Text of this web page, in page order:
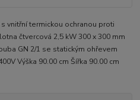
vnitřní termickou ochranou proti
čtvercová 2,5 kW 300 x 300 mm
GN 2/1 se statickým ohřevem
Výška 90.00 cm Šířka 90.00 cm